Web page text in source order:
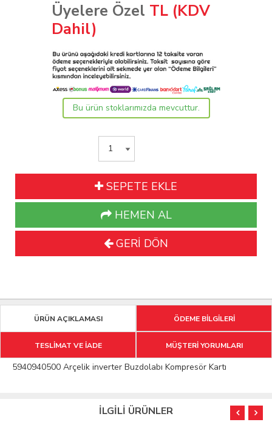
Üyelere Özel TL (KDV
Dahil)
Bu ürün stoklarımızda mevcuttur.
SEPETE EKLE
HEMEN AL
GERİ DÖN
ÜRÜN AÇIKLAMASI ÖDEME BİLGİLERİ
TESLİMAT VE İADE MÜŞTERİ YORUMLARI
5940940500 Arçelik inverter Buzdolabı Kompresör Kartı
İLGİLİ ÜRÜNLER